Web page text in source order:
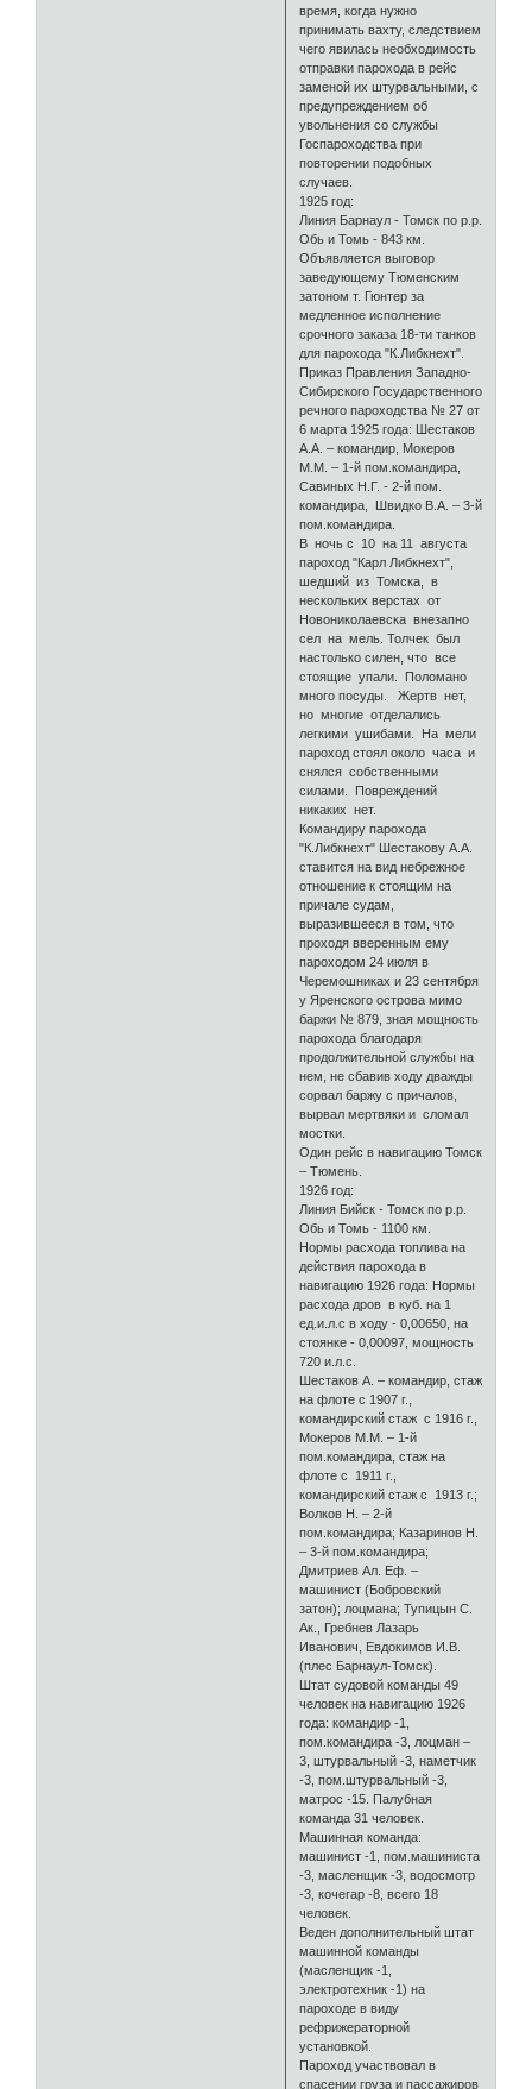
время, когда нужно
принимать вахту, следствием
чего явилась необходимость
отправки парохода в рейс
заменой их штурвальными, с
предупреждением об
увольнения со службы
Госпароходства при
повторении подобных
случаев.
1925 год:
Линия Барнаул - Томск по р.р.
Обь и Томь - 843 км.
Объявляется выговор
заведующему Тюменским
затоном т. Гюнтер за
медленное исполнение
срочного заказа 18-ти танков
для парохода "К.Либкнехт".
Приказ Правления Западно-
Сибирского Государственного
речного пароходства № 27 от
6 марта 1925 года: Шестаков
А.А. – командир, Мокеров
М.М. – 1-й пом.командира,
Савиных Н.Г. - 2-й пом.
командира, Швидко В.А. – 3-й
пом.командира.
В ночь с 10 на 11 августа
пароход "Карл Либкнехт",
шедший из Томска, в
нескольких верстах от
Новониколаевска внезапно
сел на мель. Толчек был
настолько силен, что все
стоящие упали. Поломано
много посуды. Жертв нет,
но многие отделались
легкими ушибами. На мели
пароход стоял около часа и
снялся собственными
силами. Повреждений
никаких нет.
Командиру парохода
"К.Либкнехт" Шестакову А.А.
ставится на вид небрежное
отношение к стоящим на
причале судам,
выразившееся в том, что
проходя вверенным ему
пароходом 24 июля в
Черемошниках и 23 сентября
у Яренского острова мимо
баржи № 879, зная мощность
парохода благодаря
продолжительной службы на
нем, не сбавив ходу дважды
сорвал баржу с причалов,
вырвал мертвяки и сломал
мостки.
Один рейс в навигацию Томск
– Тюмень.
1926 год:
Линия Бийск - Томск по р.р.
Обь и Томь - 1100 км.
Нормы расхода топлива на
действия парохода в
навигацию 1926 года: Нормы
расхода дров в куб. на 1
ед.и.л.с в ходу - 0,00650, на
стоянке - 0,00097, мощность
720 и.л.с.
Шестаков А. – командир, стаж
на флоте с 1907 г.,
командирский стаж с 1916 г.,
Мокеров М.М. – 1-й
пом.командира, стаж на
флоте с 1911 г.,
командирский стаж с 1913 г.;
Волков Н. – 2-й
пом.командира; Казаринов Н.
– 3-й пом.командира;
Дмитриев Ал. Еф. –
машинист (Бобровский
затон); лоцмана; Тупицын С.
Ак., Гребнев Лазарь
Иванович, Евдокимов И.В.
(плес Барнаул-Томск).
Штат судовой команды 49
человек на навигацию 1926
года: командир -1,
пом.командира -3, лоцман –
3, штурвальный -3, наметчик
-3, пом.штурвальный -3,
матрос -15. Палубная
команда 31 человек.
Машинная команда:
машинист -1, пом.машиниста
-3, масленщик -3, водосмотр
-3, кочегар -8, всего 18
человек.
Веден дополнительный штат
машинной команды
(масленщик -1,
электротехник -1) на
пароходе в виду
рефрижераторной
установкой.
Пароход участвовал в
спасении груза и пассажиров